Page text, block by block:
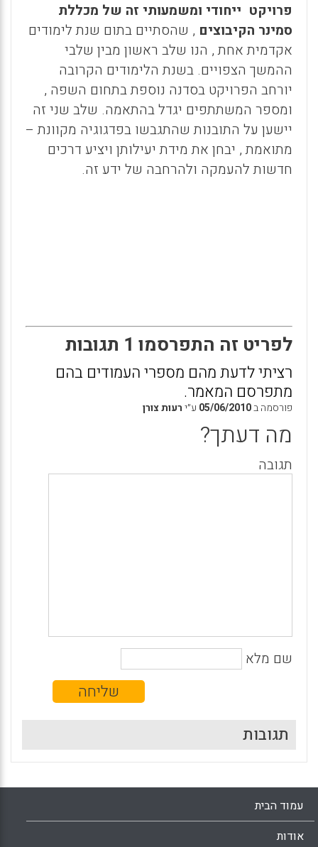
פרויקט ייחודי ומשמעותי זה של מכללת
סמינר הקיבוצים , שהסתיים בתום שנת לימודים
אקדמית אחת , הנו שלב ראשון מבין שלבי
ההמשך הצפויים. בשנת הלימודים הקרובה
יורחב הפרויקט בסדנה נוספת בתחום השפה ,
ומספר המשתתפים יגדל בהתאמה. שלב שני זה
יישען על התובנות שהתגבשו בפדגוגיה מקוונת –
מתואמת , יבחן את מידת יעילותן ויציע דרכים
חדשות להעמקה ולהרחבה של ידע זה.
לפריט זה התפרסמו 1 תגובות
רציתי לדעת מהם מספרי העמודים בהם
מתפרסם המאמר.
פורסמה ב05/06/2010 ע״ירעות צורן
מה דעתך?
תגובה
שם מלא
תגובות
עמוד הבית
אודות